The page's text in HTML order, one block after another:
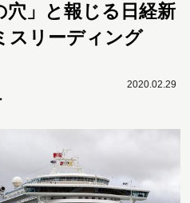
穴」と報じる日経新
スリーディング
2020.02.29